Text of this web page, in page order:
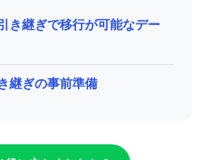
き継ぎで移行が可能なデー
継ぎの事前準備